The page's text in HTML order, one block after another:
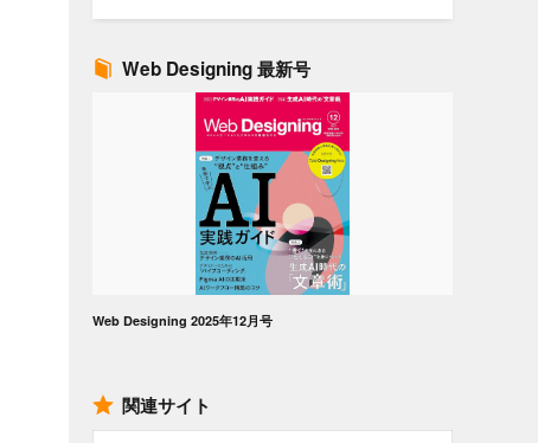
Web Designing 最新号
Web Designing 2025年12月号
関連サイト